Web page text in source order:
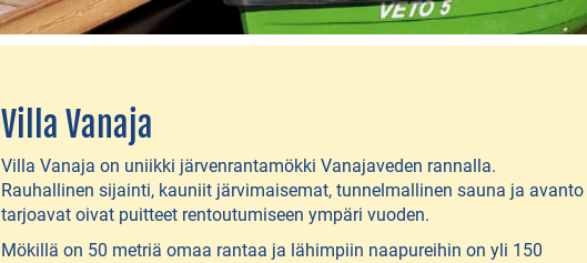
Villa Vanaja
Villa Vanaja on uniikki järvenrantamökki Vanajaveden rannalla.
Rauhallinen sijainti, kauniit järvimaisemat, tunnelmallinen sauna ja avanto
tarjoavat oivat puitteet rentoutumiseen ympäri vuoden.
Mökillä on 50 metriä omaa rantaa ja lähimpiin naapureihin on yli 150